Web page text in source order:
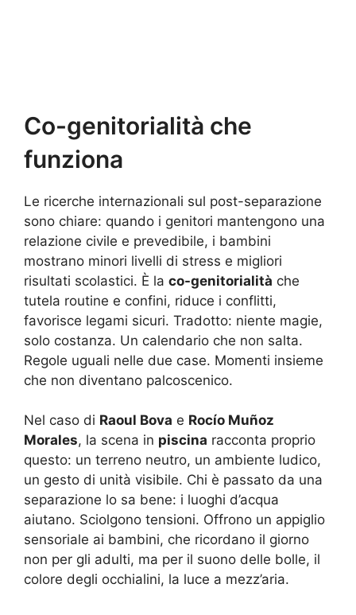
Co-genitorialità che
funziona
Le ricerche internazionali sul post-separazione
sono chiare: quando i genitori mantengono una
relazione civile e prevedibile, i bambini
mostrano minori livelli di stress e migliori
risultati scolastici. È la co-genitorialità che
tutela routine e confini, riduce i conflitti,
favorisce legami sicuri. Tradotto: niente magie,
solo costanza. Un calendario che non salta.
Regole uguali nelle due case. Momenti insieme
che non diventano palcoscenico.
Nel caso di Raoul Bova e Rocío Muñoz
Morales, la scena in piscina racconta proprio
questo: un terreno neutro, un ambiente ludico,
un gesto di unità visibile. Chi è passato da una
separazione lo sa bene: i luoghi d’acqua
aiutano. Sciolgono tensioni. Offrono un appiglio
sensoriale ai bambini, che ricordano il giorno
non per gli adulti, ma per il suono delle bolle, il
colore degli occhialini, la luce a mezz’aria.